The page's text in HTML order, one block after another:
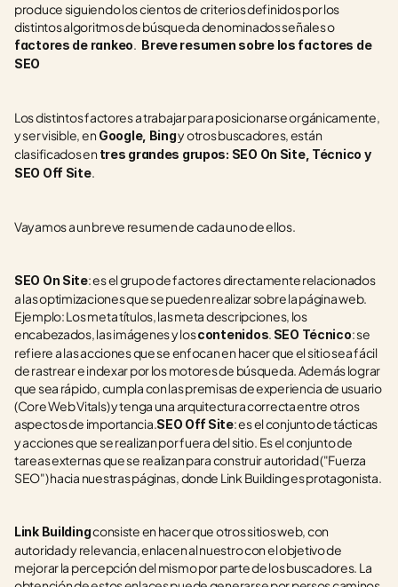
produce siguiendo los cientos de criterios definidos por los
distintos algoritmos de búsqueda denominados señales o
factores de rankeo. Breve resumen sobre los factores de
SEO
Los distintos factores a trabajar para posicionarse orgánicamente,
y ser visible, en Google, Bing y otros buscadores, están
clasificados en tres grandes grupos: SEO On Site, Técnico y
SEO Off Site.
Vayamos a un breve resumen de cada uno de ellos.
SEO On Site: es el grupo de factores directamente relacionados
a las optimizaciones que se pueden realizar sobre la página web.
Ejemplo: Los meta títulos, las meta descripciones, los
encabezados, las imágenes y los contenidos. SEO Técnico: se
refiere a las acciones que se enfocan en hacer que el sitio sea fácil
de rastrear e indexar por los motores de búsqueda. Además lograr
que sea rápido, cumpla con las premisas de experiencia de usuario
(Core Web Vitals) y tenga una arquitectura correcta entre otros
aspectos de importancia.SEO Off Site: es el conjunto de tácticas
y acciones que se realizan por fuera del sitio. Es el conjunto de
tareas externas que se realizan para construir autoridad ("Fuerza
SEO") hacia nuestras páginas, donde Link Building es protagonista.
Link Building consiste en hacer que otros sitios web, con
autoridad y relevancia, enlacen al nuestro con el objetivo de
mejorar la percepción del mismo por parte de los buscadores. La